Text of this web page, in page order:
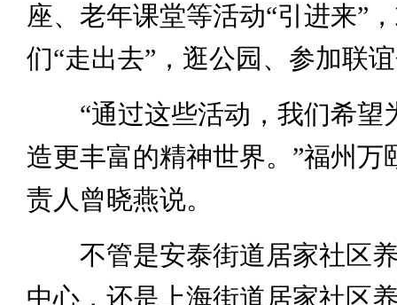
座、老年课堂等活动“引进来”
们“走出去”，逛公园、参加联
“通过这些活动，我们希望
造更丰富的精神世界。”福州万
责人曾晓燕说。
不管是安泰街道居家社区养
中心，还是上海街道居家社区